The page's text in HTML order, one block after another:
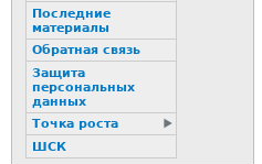
Последние
материалы
Обратная связь
Защита
персональных
данных
Точка роста
ШСК